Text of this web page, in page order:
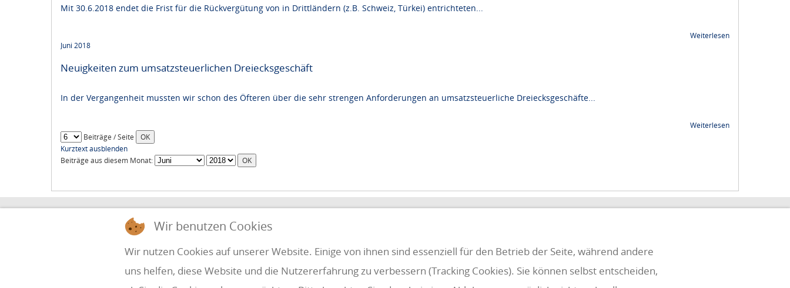
Mit 30.6.2018 endet die Frist für die Rückvergütung von in Drittländern (z.B. Schweiz, Türkei) entrichteten...
Weiterlesen
Juni 2018
Neuigkeiten zum umsatzsteuerlichen Dreiecksgeschäft
In der Vergangenheit mussten wir schon des Öfteren über die sehr strengen Anforderungen an umsatzsteuerliche Dreiecksgeschäfte...
Weiterlesen
Beiträge / Seite
Kurztext ausblenden
Beiträge aus diesem Monat:
HOLZINGER & PARTNER
STEUERBERATUNG UND WIRTSCHAFTSPRÜFUNG
office@holzinger.at
Klientenbereich
Wir benutzen Cookies
Wir nutzen Cookies auf unserer Website. Einige von ihnen sind essenziell für den Betrieb der Seite, während andere
uns helfen, diese Website und die Nutzererfahrung zu verbessern (Tracking Cookies). Sie können selbst entscheiden,